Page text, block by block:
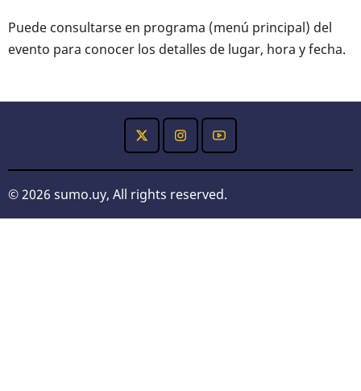
Puede consultarse en programa (menú principal) del
evento para conocer los detalles de lugar, hora y fecha.
© 2026 sumo.uy, All rights reserved.